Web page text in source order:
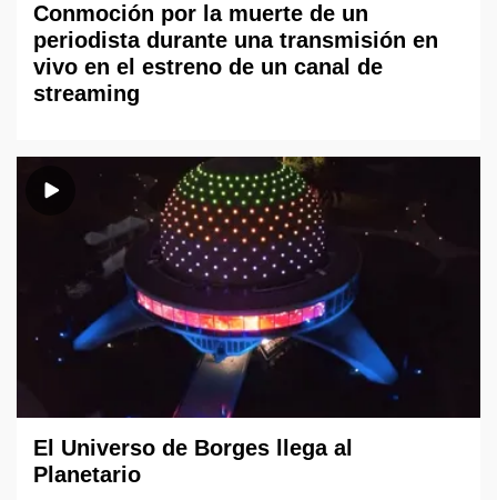
Conmoción por la muerte de un
periodista durante una transmisión en
vivo en el estreno de un canal de
streaming
El Universo de Borges llega al
Planetario